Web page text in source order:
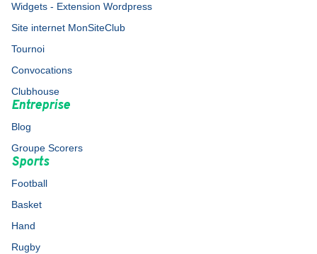
Widgets - Extension Wordpress
Site internet MonSiteClub
Tournoi
Convocations
Clubhouse
Entreprise
Blog
Groupe Scorers
Sports
Football
Basket
Hand
Rugby